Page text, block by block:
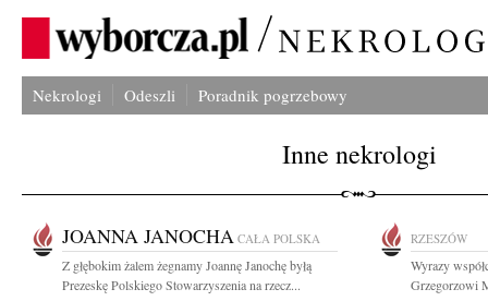
Nekrologi Odeszli Poradnik pogrzebowy
Inne nekrologi
JOANNA JANOCHA CAŁA POLSKA
Z głębokim żalem żegnamy Joannę Janochę byłą
Prezeskę Polskiego Stowarzyszenia na rzecz...
RZESZÓW
Wyrazy
Grzegorzowi